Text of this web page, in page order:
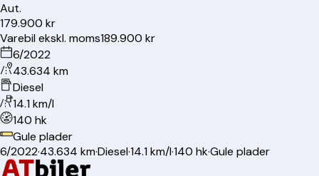
Aut.
179.900 kr
Varebil ekskl. moms189.900 kr
6/2022
43.634 km
Diesel
14.1 km/l
140 hk
Gule plader
6/2022·43.634 km·Diesel·14.1 km/l·140 hk·Gule plader